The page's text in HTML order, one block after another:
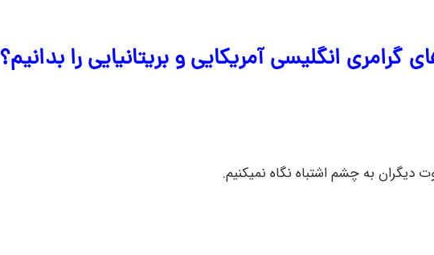
گرامری انگلیسی آمریکایی و بریتانیایی را بدانیم؟
دیگران به چشم اشتباه نگاه نمیکنیم.